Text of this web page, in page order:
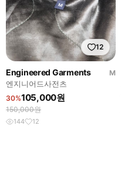
12
Engineered Garments
M
엔지니어드사전츠
30%105,000원
150,000원
144 12